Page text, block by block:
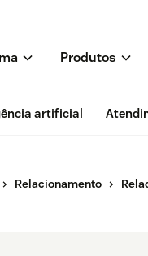
Produtos
artificial
Relacionamento